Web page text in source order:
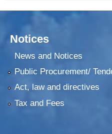
Notices
News and Notices
Public Procurement/
Act, law and directives
Tax and Fees